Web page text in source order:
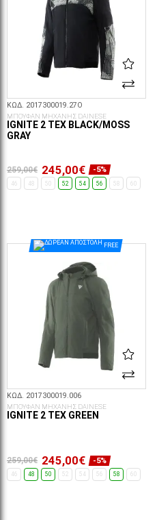
ΚΩΔ. 2017300019.27O
ΜΠΟΥΦΑΝ ΜΗΧΑΝΗΣ DAINESE
IGNITE 2 TEX BLACK/MOSS
GRAY
259,00€ 245,00€ -5%
46 48 50 52 54 56 58 60
FREE
ΚΩΔ. 2017300019.006
ΜΠΟΥΦΑΝ ΜΗΧΑΝΗΣ DAINESE
IGNITE 2 TEX GREEN
259,00€ 245,00€ -5%
46 48 50 52 54 56 58 60